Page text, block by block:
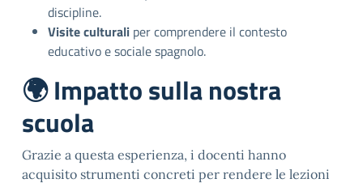
discipline.
Visite culturali per comprendere il contesto
educativo e sociale spagnolo.
🌍 Impatto sulla nostra
scuola
Grazie a questa esperienza, i docenti hanno
acquisito strumenti concreti per rendere le lezioni